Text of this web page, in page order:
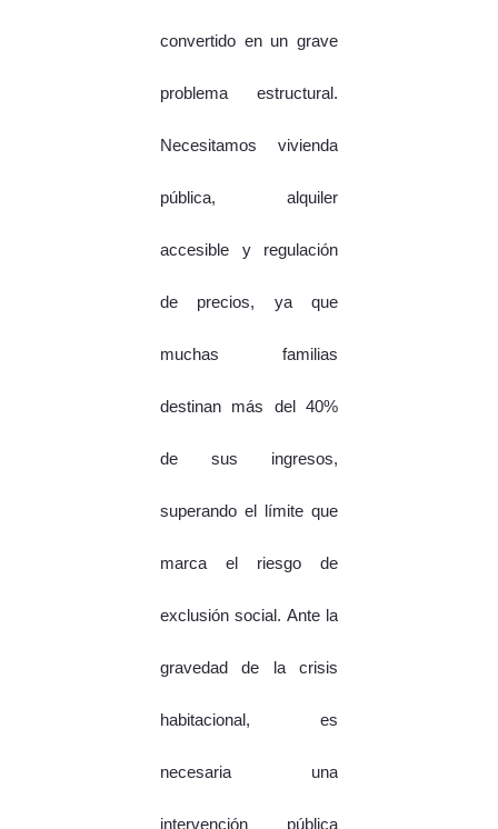
convertido en un grave
problema estructural.
Necesitamos vivienda
pública, alquiler
accesible y regulación
de precios, ya que
muchas familias
destinan más del 40%
de sus ingresos,
superando el límite que
marca el riesgo de
exclusión social. Ante la
gravedad de la crisis
habitacional, es
necesaria una
intervención pública